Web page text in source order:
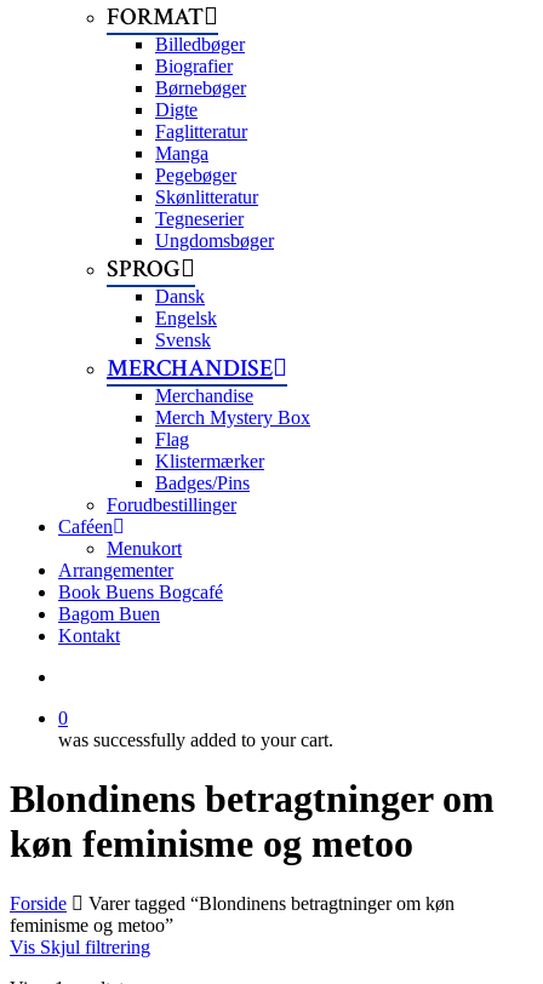
FORMAT
Billedbøger
Biografier
Børnebøger
Digte
Faglitteratur
Manga
Pegebøger
Skønlitteratur
Tegneserier
Ungdomsbøger
SPROG
Dansk
Engelsk
Svensk
MERCHANDISE
Merchandise
Merch Mystery Box
Flag
Klistermærker
Badges/Pins
Forudbestillinger
Caféen
Menukort
Arrangementer
Book Buens Bogcafé
Bagom Buen
Kontakt
0
was successfully added to your cart.
Blondinens betragtninger om
køn feminisme og metoo
Forside
Varer tagged “Blondinens betragtninger om køn
feminisme og metoo”
Vis Skjul filtrering